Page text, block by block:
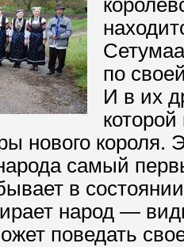
по
И в их
нового короля.
самый
в
народ —
поведать